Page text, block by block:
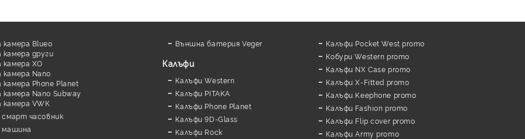
Blueo
други
XO
Nano
Phone Planet
Nano Subway
VWK
часовник
машина
Външна батерия Veger
Калъфи
Калъфи Western
Калъфи PITAKA
Калъфи Phone Planet
Калъфи 9D-Glass
Калъфи Rock
Калъфи Pocket West promo
Кобури Western promo
Калъфи NX Case promo
Калъфи X-Fitted promo
Калъфи Keephone promo
Калъфи Fashion promo
Калъфи Flip cover promo
Калъфи Army promo